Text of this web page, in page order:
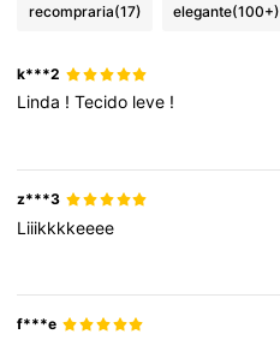
recompraria(17) elegante(100+)
k***2
Linda !Tecido leve !
z***3
Liiikkkkeeee
f***e